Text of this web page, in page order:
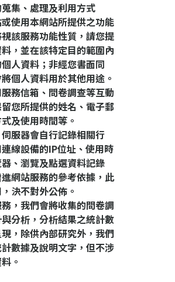
集、處理及利用方式
使用本網站所提供之功能
該服務功能性質，請您提
，並在該特定目的範圍內
人資料；非經您書面同
個人資料用於其他用途。
務信箱、問卷調查等互動
您所提供的姓名、電子郵
及使用時間等。
服器會自行記錄相關行
線設備的IP位址、使用時
、瀏覽及點選資料記錄
網站服務的參考依據，此
決不對外公佈。
，我們會將收集的問卷調
分析，分析結果之統計數
，除供內部研究外，我們
數據及說明文字，但不涉
。